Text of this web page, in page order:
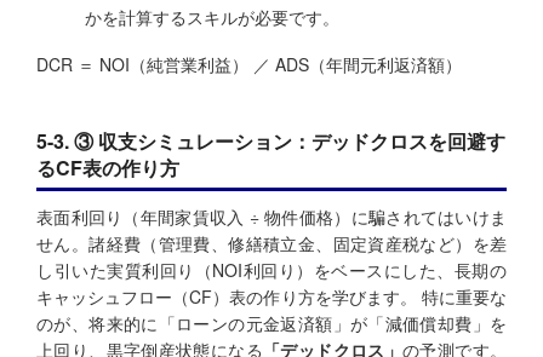
かを計算するスキルが必要です。
DCR ＝ NOI（純営業利益） ／ ADS（年間元利返済額）
5-3. ③ 収支シミュレーション：デッドクロスを回避す
るCF表の作り方
表面利回り（年間家賃収入 ÷ 物件価格）に騙されてはいけま
せん。諸経費（管理費、修繕積立金、固定資産税など）を差
し引いた実質利回り（NOI利回り）をベースにした、長期の
キャッシュフロー（CF）表の作り方を学びます。 特に重要な
のが、将来的に「ローンの元金返済額」が「減価償却費」を
上回り、黒字倒産状態になる 「デッドクロス」の予測です。